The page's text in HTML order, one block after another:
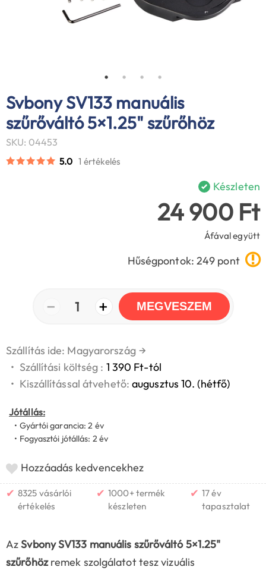
Svbony SV133 manuális
szűrőváltó 5×1.25" szűrőhöz
SKU: 04453
5.0 1 értékelés
Készleten
24 900 Ft
Áfával együtt
Hűségpontok: 249 pont
− 1 + MEGVESZEM
Szállítás ide: Magyarország →
• Szállítási költség : 1 390 Ft-tól
• Kiszállítással átvehető:augusztus 10. (hétfő)
Jótállás:
• Gyártói garancia: 2 év
• Fogyasztói jótállás: 2 év
Hozzáadás kedvencekhez
✔ 8325 vásárlói
értékelés
✔ 1000+ termék
készleten
✔ 17 év
tapasztalat
AzSvbony SV133 manuális szűrőváltó 5×1.25"
szűrőhözremek szolgálatot tesz vizuális